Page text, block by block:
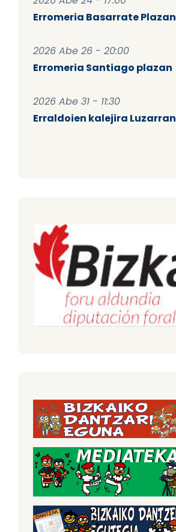
Erromeria Basarrate Plazan
2026 Abe 26 - 20:00
Erromeria Santiago plazan
2026 Abe 31 - 11:30
Erraldoien kalejira Luzarran